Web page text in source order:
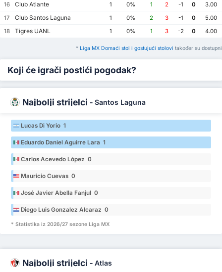
16
Club Atlante 1 0% 1 2 -1 0
3.00
17
Club Santos Laguna 1 0% 2 3 -1 0
5.00
18
Tigres UANL 1 0% 1 3 -2 0 4.00
* Liga MX Domaći stol i gostujući stolovi također su dostupni
Koji će igrači postići pogodak?
Najbolji strijelci - Santos Laguna
Lucas Di Yorio 1
Eduardo Daniel Aguirre Lara 1
Carlos Acevedo López 0
Mauricio Cuevas 0
José Javier Abella Fanjul 0
Diego Luis Gonzalez Alcaraz 0
* Statistika iz 2026/27 sezone Liga MX
Najbolji strijelci - Atlas